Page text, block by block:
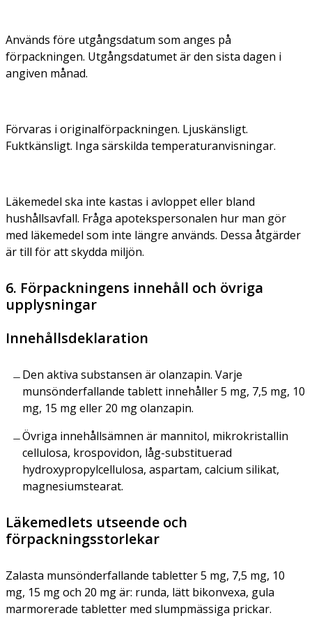
Används före utgångsdatum som anges på
förpackningen. Utgångsdatumet är den sista dagen i
angiven månad.
Förvaras i originalförpackningen. Ljuskänsligt.
Fuktkänsligt. Inga särskilda temperaturanvisningar.
Läkemedel ska inte kastas i avloppet eller bland
hushållsavfall. Fråga apotekspersonalen hur man gör
med läkemedel som inte längre används. Dessa åtgärder
är till för att skydda miljön.
6. Förpackningens innehåll och övriga
upplysningar
Innehållsdeklaration
Den aktiva substansen är olanzapin. Varje
munsönderfallande tablett innehåller 5 mg, 7,5 mg, 10
mg, 15 mg eller 20 mg olanzapin.
Övriga innehållsämnen är mannitol, mikrokristallin
cellulosa, krospovidon, låg-substituerad
hydroxypropylcellulosa, aspartam, calcium silikat,
magnesiumstearat.
Läkemedlets utseende och
förpackningsstorlekar
Zalasta munsönderfallande tabletter 5 mg, 7,5 mg, 10
mg, 15 mg och 20 mg är: runda, lätt bikonvexa, gula
marmorerade tabletter med slumpmässiga prickar.